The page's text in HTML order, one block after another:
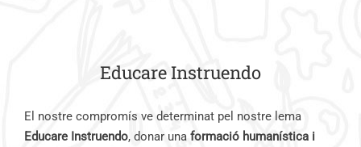
Educare Instruendo
El nostre compromís ve determinat pel nostre lema
Educare Instruendo, donar una formació humanística i